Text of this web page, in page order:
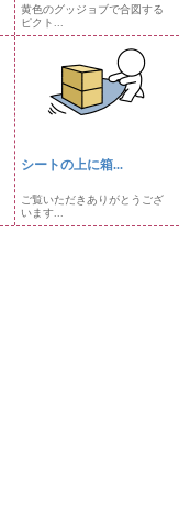
黄色のグッジョブで合図する
ピクト...
シートの上に箱...
ご覧いただきありがとうござ
います...